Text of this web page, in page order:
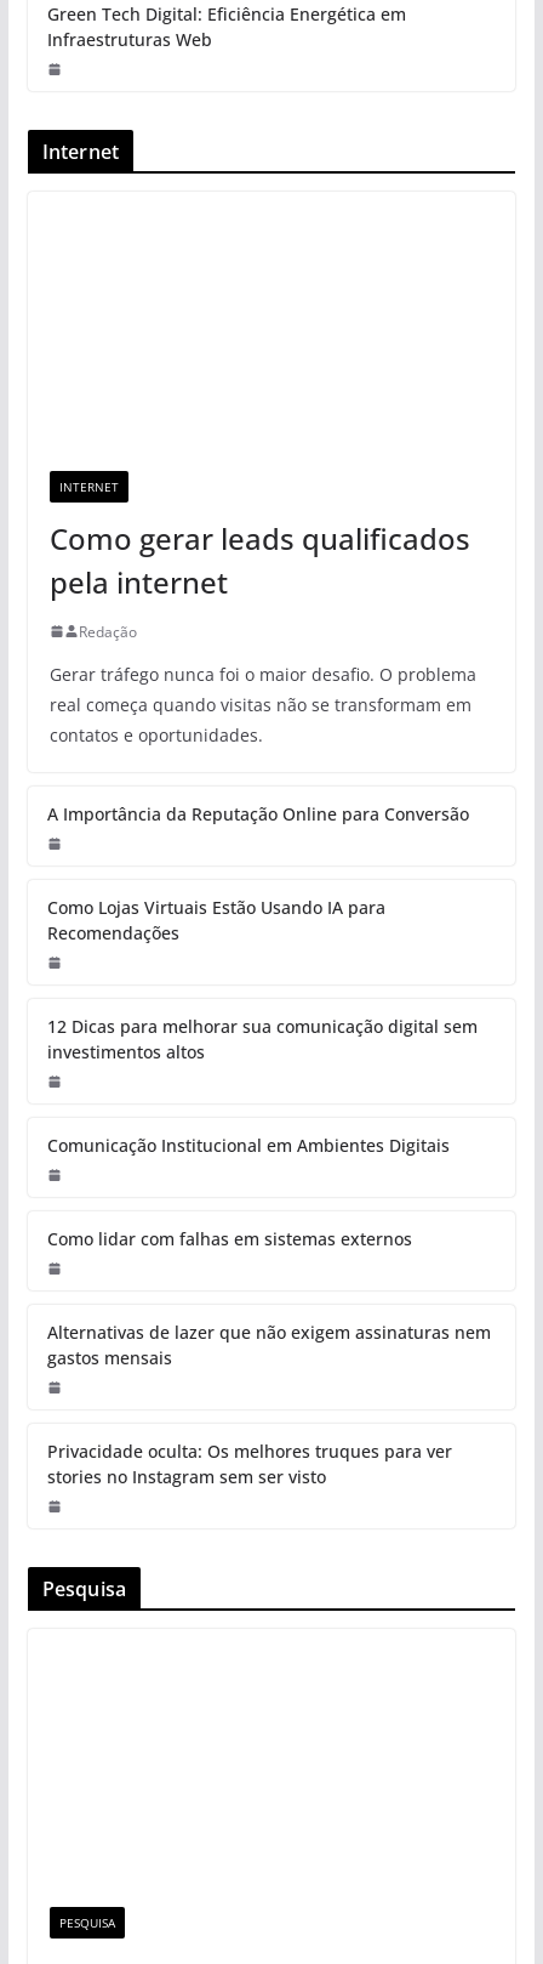
Green Tech Digital: Eficiência Energética em
Infraestruturas Web
Internet
INTERNET
Como gerar leads qualificados
pela internet
Redação
Gerar tráfego nunca foi o maior desafio. O problema
real começa quando visitas não se transformam em
contatos e oportunidades.
A Importância da Reputação Online para Conversão
Como Lojas Virtuais Estão Usando IA para
Recomendações
12 Dicas para melhorar sua comunicação digital sem
investimentos altos
Comunicação Institucional em Ambientes Digitais
Como lidar com falhas em sistemas externos
Alternativas de lazer que não exigem assinaturas nem
gastos mensais
Privacidade oculta: Os melhores truques para ver
stories no Instagram sem ser visto
Pesquisa
PESQUISA